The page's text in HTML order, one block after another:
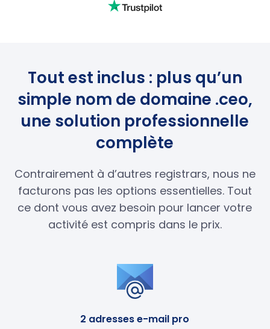
Tout est inclus : plus qu’un
simple nom de domaine .ceo,
une solution professionnelle
complète
Contrairement à d’autres registrars, nous ne
facturons pas les options essentielles. Tout
ce dont vous avez besoin pour lancer votre
activité est compris dans le prix.
2 adresses e-mail pro